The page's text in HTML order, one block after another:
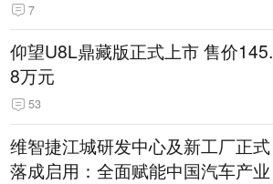
7
仰望U8L鼎藏版正式上市 售价145.
8万元
53
维智捷江城研发中心及新工厂正式
落成启用：全面赋能中国汽车产业